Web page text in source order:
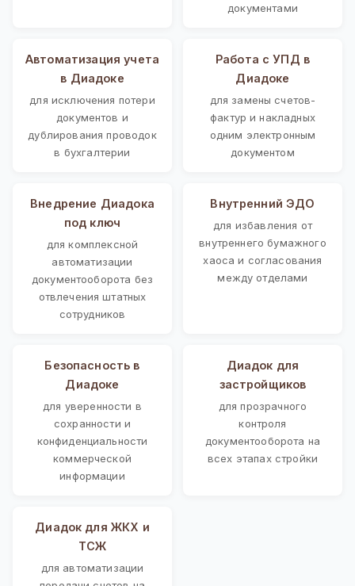
документами
Автоматизация учета
в Диадоке
для исключения потери
документов и
дублирования проводок
в бухгалтерии
Работа с УПД в
Диадоке
для замены счетов-
фактур и накладных
одним электронным
документом
Внедрение Диадока
под ключ
для комплексной
автоматизации
документооборота без
отвлечения штатных
сотрудников
Внутренний ЭДО
для избавления от
внутреннего бумажного
хаоса и согласования
между отделами
Безопасность в
Диадоке
для уверенности в
сохранности и
конфиденциальности
коммерческой
информации
Диадок для
застройщиков
для прозрачного
контроля
документооборота на
всех этапах стройки
Диадок для ЖКХ и
ТСЖ
для автоматизации